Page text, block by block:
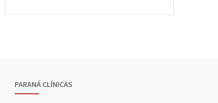
PARANÁ CLÍNICAS